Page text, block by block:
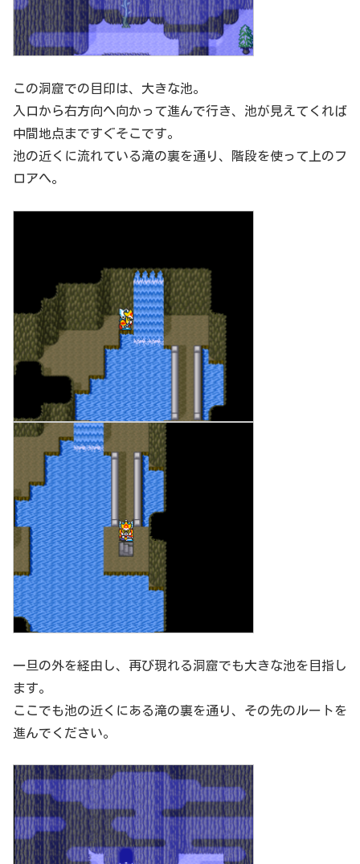
この洞窟での目印は、大きな池。
入口から右方向へ向かって進んで行き、池が見えてくれば
中間地点まですぐそこです。
池の近くに流れている滝の裏を通り、階段を使って上のフ
ロアへ。
一旦の外を経由し、再び現れる洞窟でも大きな池を目指し
ます。
ここでも池の近くにある滝の裏を通り、その先のルートを
進んでください。